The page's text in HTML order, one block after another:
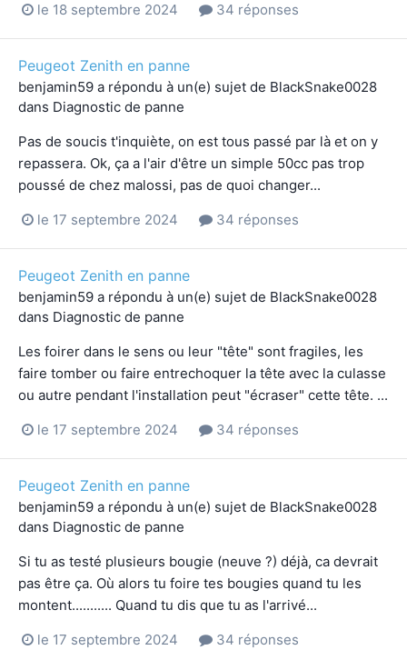
le 18 septembre 2024 34 réponses
Peugeot Zenith en panne
benjamin59 a répondu à un(e) sujet de BlackSnake0028
dans Diagnostic de panne
Pas de soucis t'inquiète, on est tous passé par là et on y
repassera. Ok, ça a l'air d'être un simple 50cc pas trop
poussé de chez malossi, pas de quoi changer...
le 17 septembre 2024 34 réponses
Peugeot Zenith en panne
benjamin59 a répondu à un(e) sujet de BlackSnake0028
dans Diagnostic de panne
Les foirer dans le sens ou leur "tête" sont fragiles, les
faire tomber ou faire entrechoquer la tête avec la culasse
ou autre pendant l'installation peut "écraser" cette tête. ...
le 17 septembre 2024 34 réponses
Peugeot Zenith en panne
benjamin59 a répondu à un(e) sujet de BlackSnake0028
dans Diagnostic de panne
Si tu as testé plusieurs bougie (neuve ?) déjà, ca devrait
pas être ça. Où alors tu foire tes bougies quand tu les
montent........... Quand tu dis que tu as l'arrivé...
le 17 septembre 2024 34 réponses